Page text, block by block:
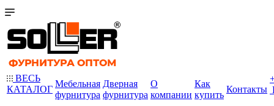
ВЕСЬ
КАТАЛОГ
Мебельная
фурнитура
Дверная
фурнитура
О
компании
Как
купить
Контакты